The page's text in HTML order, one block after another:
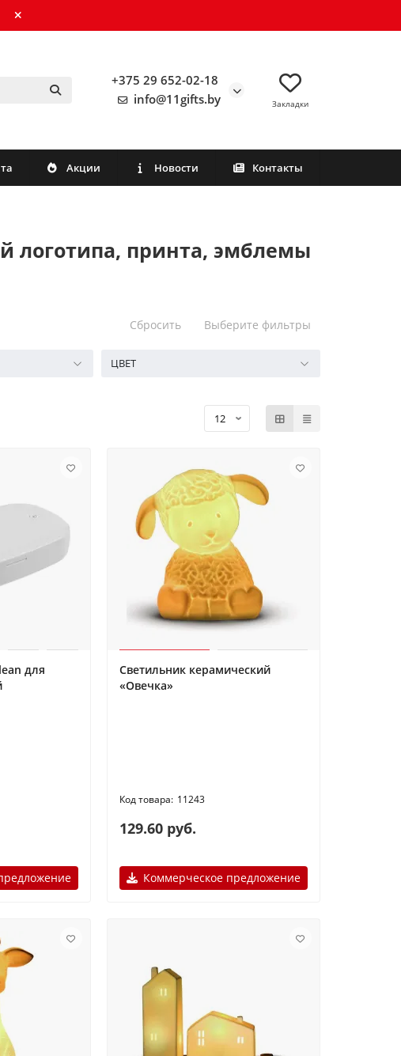
+375 29 652-02-18
info@11gifts.by
Закладки
Акции Новости Контакты
логотипа, принта, эмблемы
Сбросить Выберите фильтры
ЦВЕТ
для
Светильник керамический
«Овечка»
11243
129.60 руб.
Коммерческое предложение